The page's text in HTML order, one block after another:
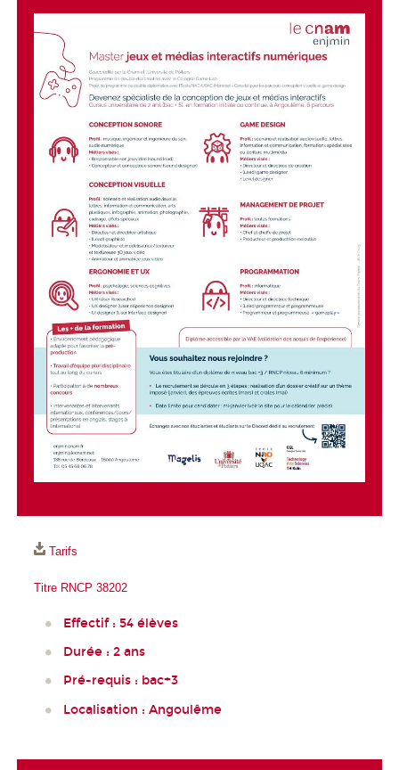
Tarifs
Titre RNCP 38202
Effectif : 54 élèves
Durée : 2 ans
Pré-requis : bac+3
Localisation : Angoulême